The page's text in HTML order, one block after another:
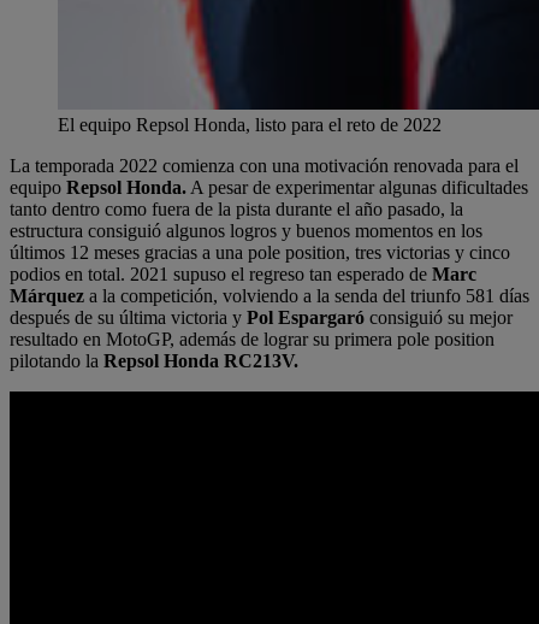
El equipo Repsol Honda, listo para el reto de 2022
La temporada 2022 comienza con una motivación renovada para el
equipo Repsol Honda. A pesar de experimentar algunas dificultades
tanto dentro como fuera de la pista durante el año pasado, la
estructura consiguió algunos logros y buenos momentos en los
últimos 12 meses gracias a una pole position, tres victorias y cinco
podios en total. 2021 supuso el regreso tan esperado de Marc
Márquez a la competición, volviendo a la senda del triunfo 581 días
después de su última victoria y Pol Espargaró consiguió su mejor
resultado en MotoGP, además de lograr su primera pole position
pilotando la Repsol Honda RC213V.